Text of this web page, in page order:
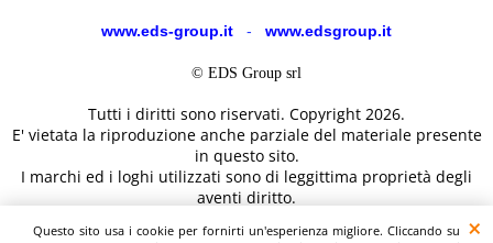
Questo sito usa i cookie per fornirti un'esperienza migliore. Cliccando su
www.eds-group.it - www.edsgroup.it
© EDS Group srl
Tutti i diritti sono riservati. Copyright 2026.
E' vietata la riproduzione anche parziale del materiale presente
in questo sito.
I marchi ed i loghi utilizzati sono di leggittima proprietà degli
aventi diritto.